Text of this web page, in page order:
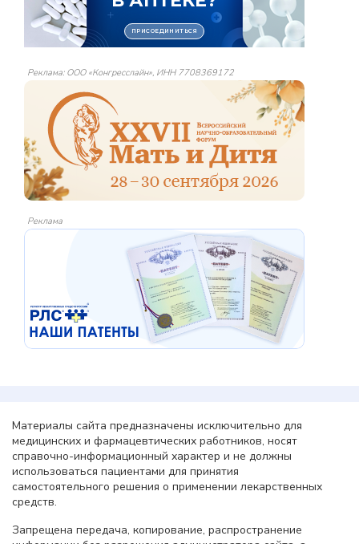
Реклама: ООО «Конгресслайн», ИНН 7708369172
Реклама
Материалы сайта предназначены исключительно для
медицинских и фармацевтических работников, носят
справочно-информационный характер и не должны
использоваться пациентами для принятия
самостоятельного решения о применении лекарственных
средств.
Запрещена передача, копирование, распространение